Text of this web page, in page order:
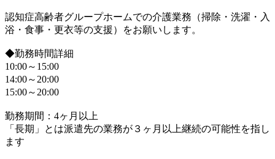
認知症高齢者グループホームでの介護業務（掃除・洗濯・入
浴・食事・更衣等の支援）をお願いします。
◆勤務時間詳細
10:00～15:00
14:00～20:00
15:00～20:00
勤務期間：4ヶ月以上
「長期」とは派遣先の業務が３ヶ月以上継続の可能性を指し
ます